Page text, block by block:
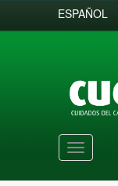
ESPAÑOL
Toggle